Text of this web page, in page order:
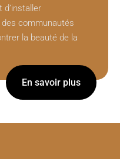
d’installer
des communautés
la beauté de la
En savoir plus